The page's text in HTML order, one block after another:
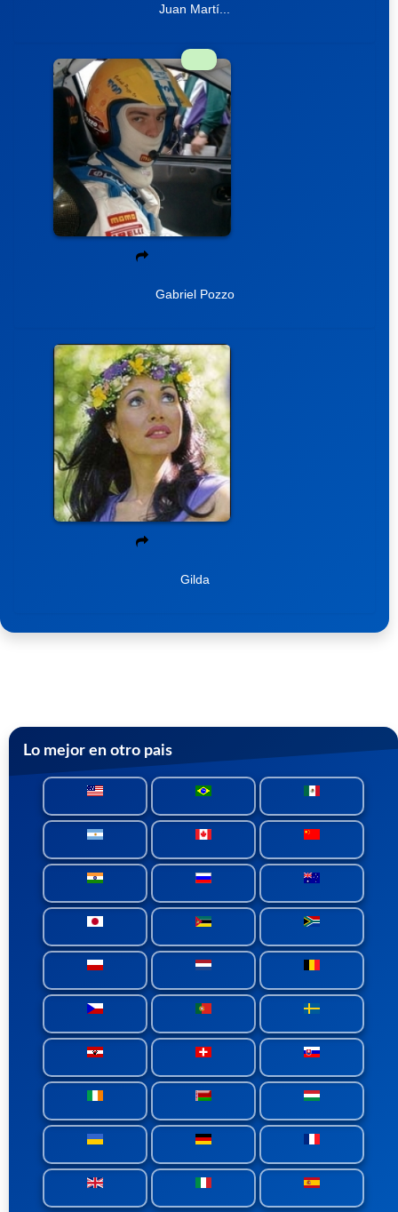
Juan Martí...
Gabriel Pozzo
Gilda
Lo mejor en otro pais